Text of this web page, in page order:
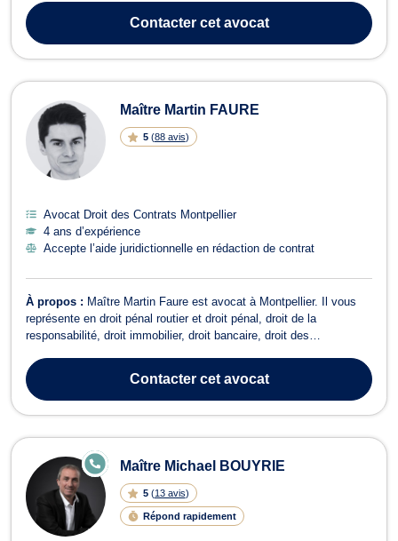
guide vers la procédure de divorce adaptée à votre situation.
Selon...
Contactercet avocat
Maître Martin FAURE
5 (88 avis)
Avocat Droit des Contrats Montpellier
4 ans d’expérience
Accepte l’aide juridictionnelle en rédaction de contrat
À propos : Maître Martin Faure est avocat à Montpellier. Il vous
représente en droit pénal routier et droit pénal, droit de la
responsabilité, droit immobilier, droit bancaire, droit des
d'exécution, droit des baux et droit de la famille. Il développe une
activité à do...
Contactercet avocat
Maître Michael BOUYRIE
5 (13 avis)
Répond rapidement
E
N
E